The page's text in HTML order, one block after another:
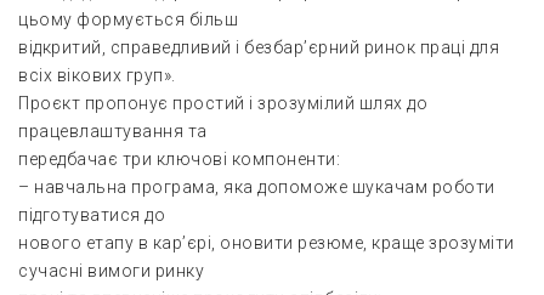
цьому формується більш
відкритий, справедливий і безбар’єрний ринок праці для
всіх вікових груп».
Проєкт пропонує простий і зрозумілий шлях до
працевлаштування та
передбачає три ключові компоненти:
– навчальна програма, яка допоможе шукачам роботи
підготуватися до
нового етапу в кар’єрі, оновити резюме, краще зрозуміти
сучасні вимоги ринку